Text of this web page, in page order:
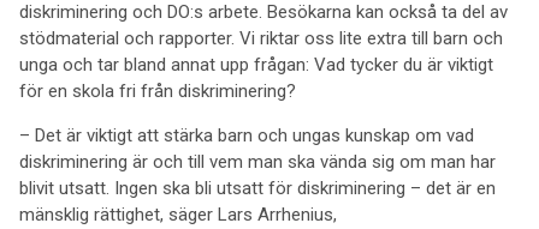
diskriminering och DO:s arbete. Besökarna kan också ta del av
stödmaterial och rapporter. Vi riktar oss lite extra till barn och
unga och tar bland annat upp frågan: Vad tycker du är viktigt
för en skola fri från diskriminering?
– Det är viktigt att stärka barn och ungas kunskap om vad
diskriminering är och till vem man ska vända sig om man har
blivit utsatt. Ingen ska bli utsatt för diskriminering – det är en
mänsklig rättighet, säger Lars Arrhenius,